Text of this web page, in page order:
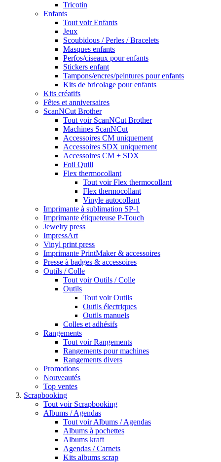
Tricotin
Enfants
Tout voir Enfants
Jeux
Scoubidous / Perles / Bracelets
Masques enfants
Perfos/ciseaux pour enfants
Stickers enfant
Tampons/encres/peintures pour enfants
Kits de bricolage pour enfants
Kits créatifs
Fêtes et anniversaires
ScanNCut Brother
Tout voir ScanNCut Brother
Machines ScanNCut
Accessoires CM uniquement
Accessoires SDX uniquement
Accessoires CM + SDX
Foil Quill
Flex thermocollant
Tout voir Flex thermocollant
Flex thermocollant
Vinyle autocollant
Imprimante à sublimation SP-1
Imprimante étiqueteuse P-Touch
Jewelry press
ImpressArt
Vinyl print press
Imprimante PrintMaker & accessoires
Presse à badges & accessoires
Outils / Colle
Tout voir Outils / Colle
Outils
Tout voir Outils
Outils électriques
Outils manuels
Colles et adhésifs
Rangements
Tout voir Rangements
Rangements pour machines
Rangements divers
Promotions
Nouveautés
Top ventes
Scrapbooking
Tout voir Scrapbooking
Albums / Agendas
Tout voir Albums / Agendas
Albums à pochettes
Albums kraft
Agendas / Carnets
Kits albums scrap